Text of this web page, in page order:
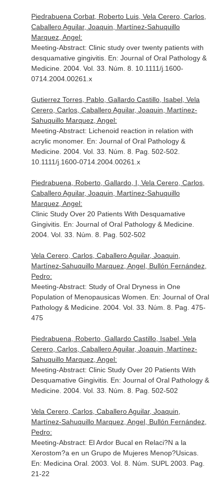
Piedrabuena Corbat, Roberto Luis, Vela Cerero, Carlos,
Caballero Aguilar, Joaquin, Martínez-Sahuquillo
Marquez, Angel:
Meeting-Abstract: Clinic study over twenty patients with
desquamative gingivitis. En: Journal of Oral Pathology &
Medicine. 2004. Vol. 33. Núm. 8. 10.1111/j.1600-
0714.2004.00261.x
Gutierrez Torres, Pablo, Gallardo Castillo, Isabel, Vela
Cerero, Carlos, Caballero Aguilar, Joaquin, Martínez-
Sahuquillo Marquez, Angel:
Meeting-Abstract: Lichenoid reaction in relation with
acrylic monomer. En: Journal of Oral Pathology &
Medicine. 2004. Vol. 33. Núm. 8. Pag. 502-502.
10.1111/j.1600-0714.2004.00261.x
Piedrabuena, Roberto, Gallardo, I, Vela Cerero, Carlos,
Caballero Aguilar, Joaquin, Martínez-Sahuquillo
Marquez, Angel:
Clinic Study Over 20 Patients With Desquamative
Gingivitis. En: Journal of Oral Pathology & Medicine.
2004. Vol. 33. Núm. 8. Pag. 502-502
Vela Cerero, Carlos, Caballero Aguilar, Joaquin,
Martínez-Sahuquillo Marquez, Angel, Bullón Fernández,
Pedro:
Meeting-Abstract: Study of Oral Dryness in One
Population of Menopausicas Women. En: Journal of Oral
Pathology & Medicine. 2004. Vol. 33. Núm. 8. Pag. 475-
475
Piedrabuena, Roberto, Gallardo Castillo, Isabel, Vela
Cerero, Carlos, Caballero Aguilar, Joaquin, Martínez-
Sahuquillo Marquez, Angel:
Meeting-Abstract: Clinic Study Over 20 Patients With
Desquamative Gingivitis. En: Journal of Oral Pathology &
Medicine. 2004. Vol. 33. Núm. 8. Pag. 502-502
Vela Cerero, Carlos, Caballero Aguilar, Joaquin,
Martínez-Sahuquillo Marquez, Angel, Bullón Fernández,
Pedro:
Meeting-Abstract: El Ardor Bucal en Relaci?N a la
Xerostom?a en un Grupo de Mujeres Menop?Usicas.
En: Medicina Oral. 2003. Vol. 8. Núm. SUPL 2003. Pag.
21-22